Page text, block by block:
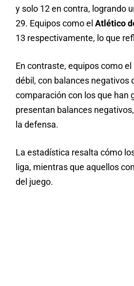
y solo 12 en contra, logrando
29. Equipos como el Atlético
13 respectivamente, lo que
En contraste, equipos como el
débil, con balances negativos
comparación con los que han
presentan balances
la defensa.
La estadística resalta cómo
liga, mientras que aquellos
del juego.